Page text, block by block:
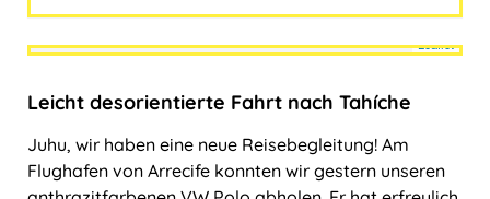
Travelers' Map wird geladen …
deine Seite vollständig geladen
−
Leaflet
Leicht desorientierte Fahrt nach Tahíche
Juhu, wir haben eine neue Reisebegleitung! Am
Flughafen von Arrecife konnten wir gestern unseren